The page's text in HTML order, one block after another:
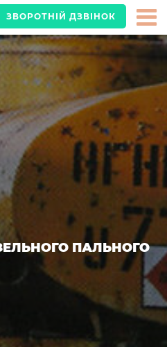
ЗВОРОТНІЙ ДЗВІНОК
ПАЛЬНОГО